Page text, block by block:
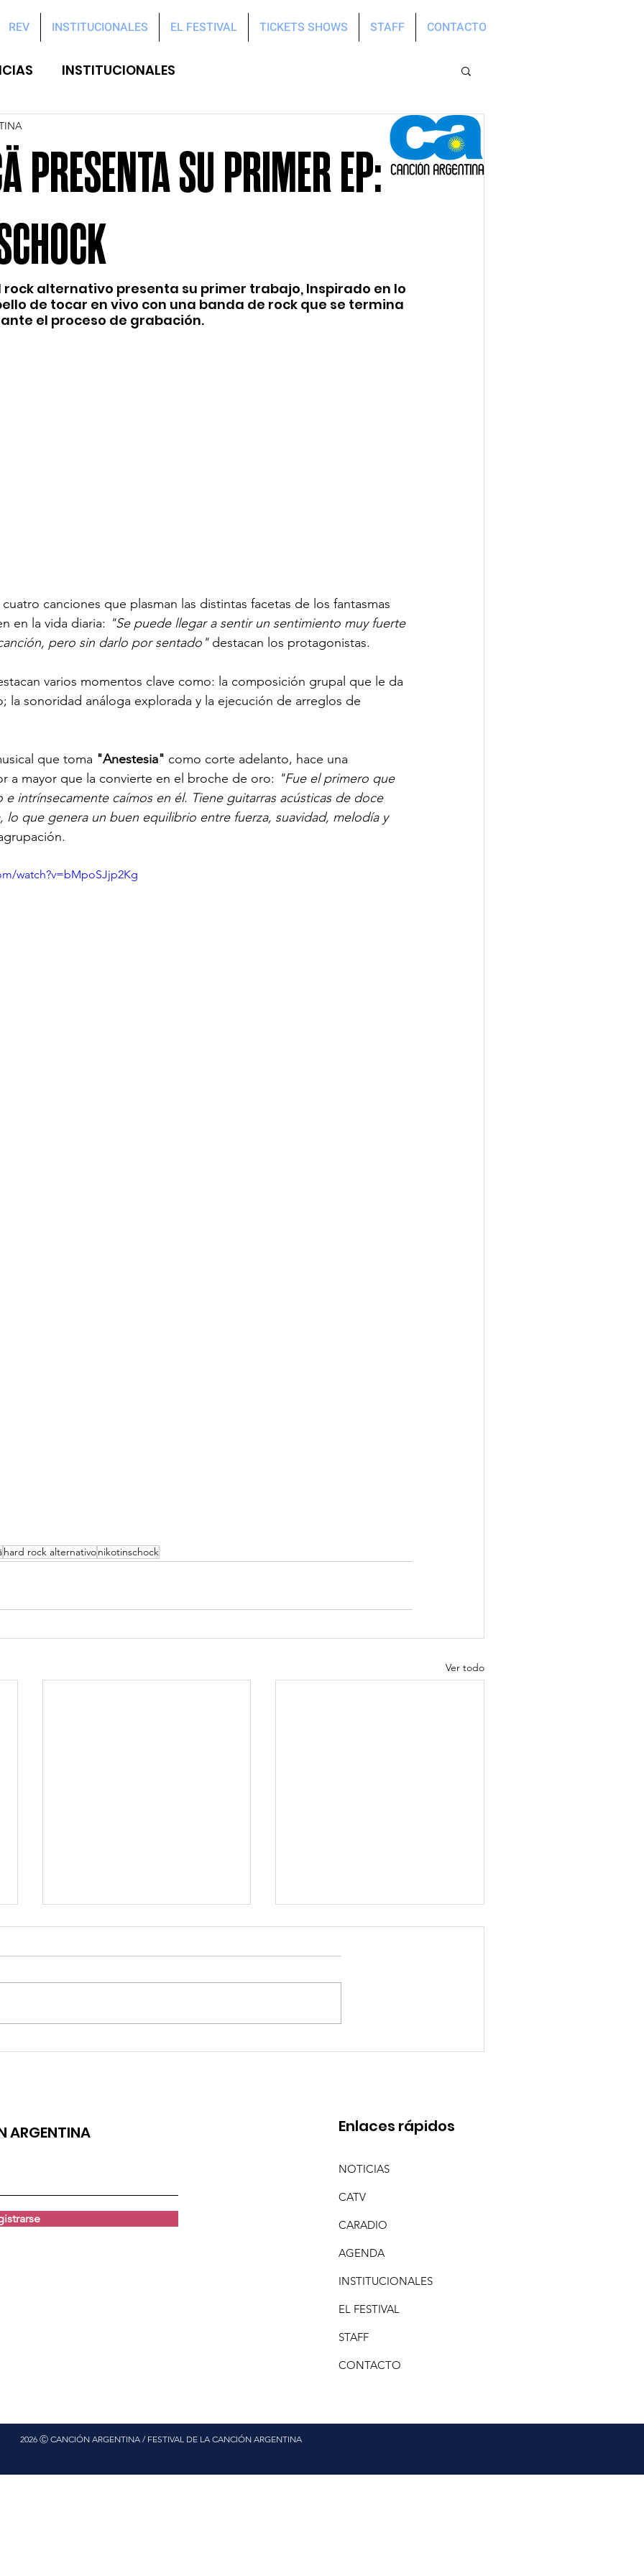
REV INSTITUCIONALES EL FESTIVAL TICKETS SHOWS STAFF CONTACTO
INSTITUCIONALES
PRESENTA SU PRIMER EP:
rock alternativo presenta su primer trabajo, Inspirado en lo
de tocar en vivo con una banda de rock que se termina
el proceso de grabación.
canciones que plasman las distintas facetas de los fantasmas
en la vida diaria: "Se puede llegar a sentir un sentimiento muy fuerte
pero sin darlo por sentado" destacan los protagonistas.
varios momentos clave como: la composición grupal que le da
la sonoridad análoga explorada y la ejecución de arreglos de
que toma "Anestesia" como corte adelanto, hace una
a mayor que la convierte en el broche de oro: "Fue el primero que
intrínsecamente caímos en él. Tiene guitarras acústicas de doce
lo que genera un buen equilibrio entre fuerza, suavidad, melodía y
watch?v=bMpoSJjp2Kg
hard rock alternativonikotinschock
Ver todo
ARGENTINA Enlaces rápidos
NOTICIAS
CATV
CARADIO
AGENDA
INSTITUCIONALES
EL FESTIVAL
STAFF
CONTACTO
2026 Ⓒ CANCIÓN ARGENTINA / FESTIVAL DE LA CANCIÓN ARGENTINA